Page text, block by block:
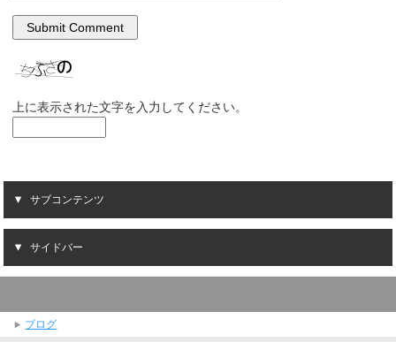
上に表示された文字を入力してください。
サブコンテンツ
サイドバー
ブログ